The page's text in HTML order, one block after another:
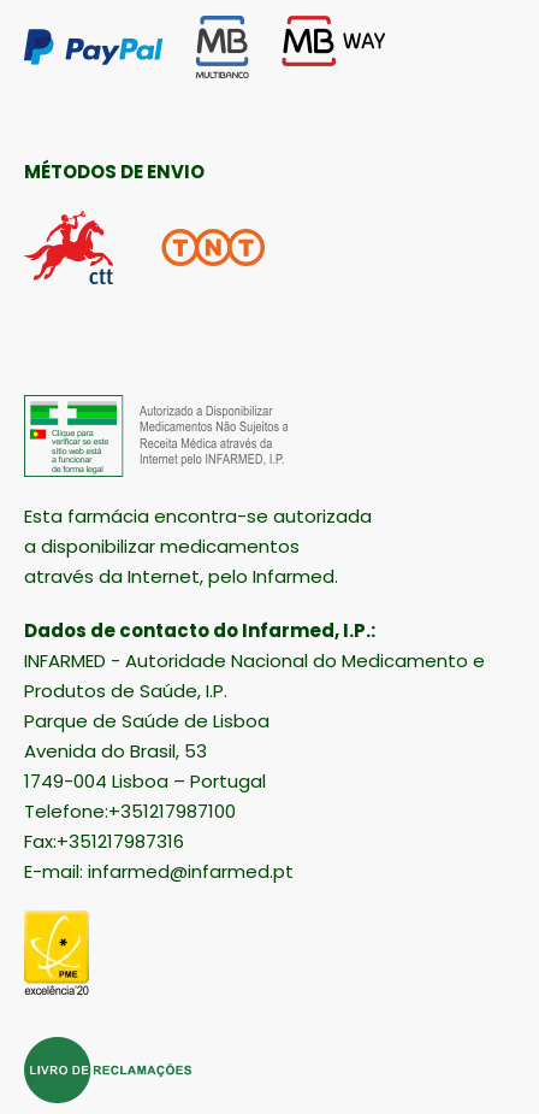
MÉTODOS DE ENVIO
Esta farmácia encontra-se autorizada
a disponibilizar medicamentos
através da Internet, pelo Infarmed.
Dados de contacto do Infarmed, I.P.:
INFARMED - Autoridade Nacional do Medicamento e
Produtos de Saúde, I.P.
Parque de Saúde de Lisboa
Avenida do Brasil, 53
1749-004 Lisboa – Portugal
Telefone:+351217987100
Fax:+351217987316
E-mail: infarmed@infarmed.pt